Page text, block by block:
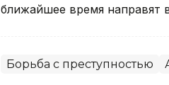
ближайшее время направят
Борьба с преступностью